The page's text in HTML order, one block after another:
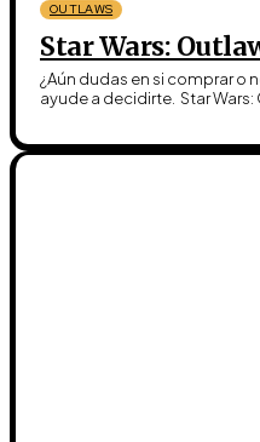
OUTLAWS
Star Wars:
¿Aún dudas en si comprar o
ayude a decidirte. Star Wars: